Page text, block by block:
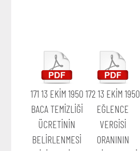
171 13 EKİM 1950
BACA TEMİZLİĞİ
ÜCRETİNİN
BELİRLENMESİ
172 13 EKİM 1950
EĞLENCE
VERGİSİ
ORANININ